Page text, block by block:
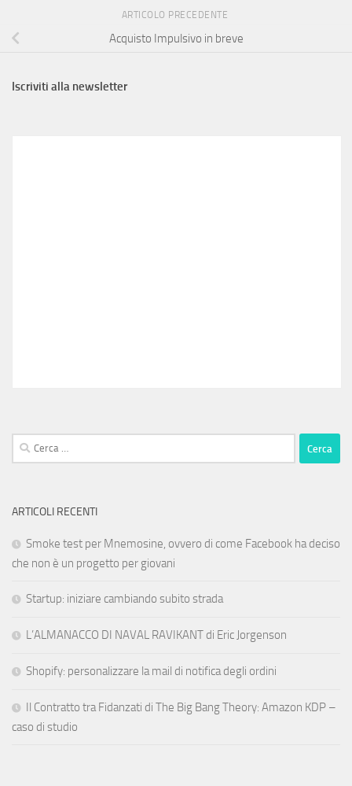
ARTICOLO PRECEDENTE
Acquisto Impulsivo in breve
Iscriviti alla newsletter
Ricerca
per:
ARTICOLI RECENTI
Smoke test per Mnemosine, ovvero di come Facebook ha deciso
che non è un progetto per giovani
Startup: iniziare cambiando subito strada
L’ALMANACCO DI NAVAL RAVIKANT di Eric Jorgenson
Shopify: personalizzare la mail di notifica degli ordini
Il Contratto tra Fidanzati di The Big Bang Theory: Amazon KDP –
caso di studio